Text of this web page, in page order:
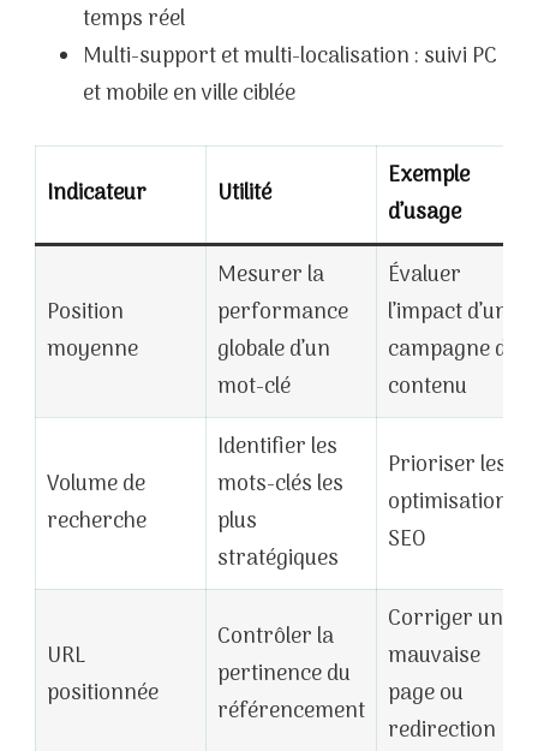
temps réel
Multi-support et multi-localisation : suivi PC
et mobile en ville ciblée
Indicateur Utilité
Exemple
d’usage
Position
moyenne
Mesurer la
performance
globale d’un
mot-clé
Évaluer
l’impact d’une
campagne de
contenu
Volume de
recherche
Identifier les
mots-clés les
plus
stratégiques
Prioriser les
optimisations
SEO
URL
positionnée
Contrôler la
pertinence du
référencement
Corriger une
mauvaise
page ou
redirection